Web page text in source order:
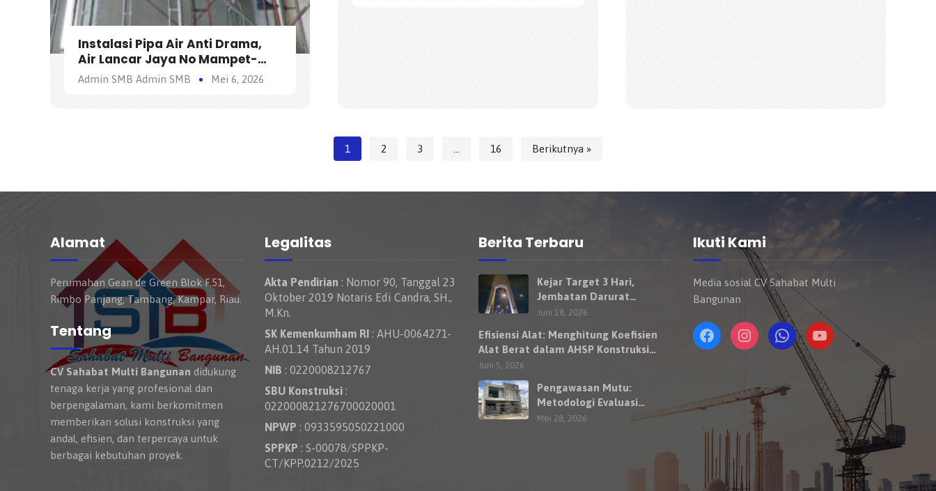
Instalasi Pipa Air Anti Drama,
Air Lancar Jaya No Mampet-
Mampet Club!
Admin SMB Admin SMB Mei 6, 2026
1 2 3 16 Berikutnya »
Alamat
Perumahan Gean de Green Blok F.51,
Rimbo Panjang, Tambang, Kampar, Riau.
Tentang
CV Sahabat Multi Bangunan didukung
tenaga kerja yang profesional dan
berpengalaman, kami berkomitmen
memberikan solusi konstruksi yang
andal, efisien, dan terpercaya untuk
berbagai kebutuhan proyek.
Legalitas
Akta Pendirian : Nomor 90, Tanggal 23
Oktober 2019 Notaris Edi Candra, SH.,
M.Kn.
SK Kemenkumham RI: AHU-0064271-
AH.01.14 Tahun 2019
NIB : 0220008212767
SBU Konstruksi:
022000821276700020001
NPWP : 0933595050221000
SPPKP : S-00078/SPPKP-
CT/KPP.0212/2025
Berita Terbaru
Kejar Target 3 Hari,
Jembatan Darurat
Nelayan Rumbai Mulai
Besok
Juni 18, 2026
Efisiensi Alat: Menghitung Koefisien
Alat Berat dalam AHSP Konstruksi
Jalan
Juni 5, 2026
Pengawasan Mutu:
Metodologi Evaluasi
Kewajaran Harga Satuan
Mei 28, 2026
Ikuti Kami
Media sosial CV Sahabat Multi
Bangunan